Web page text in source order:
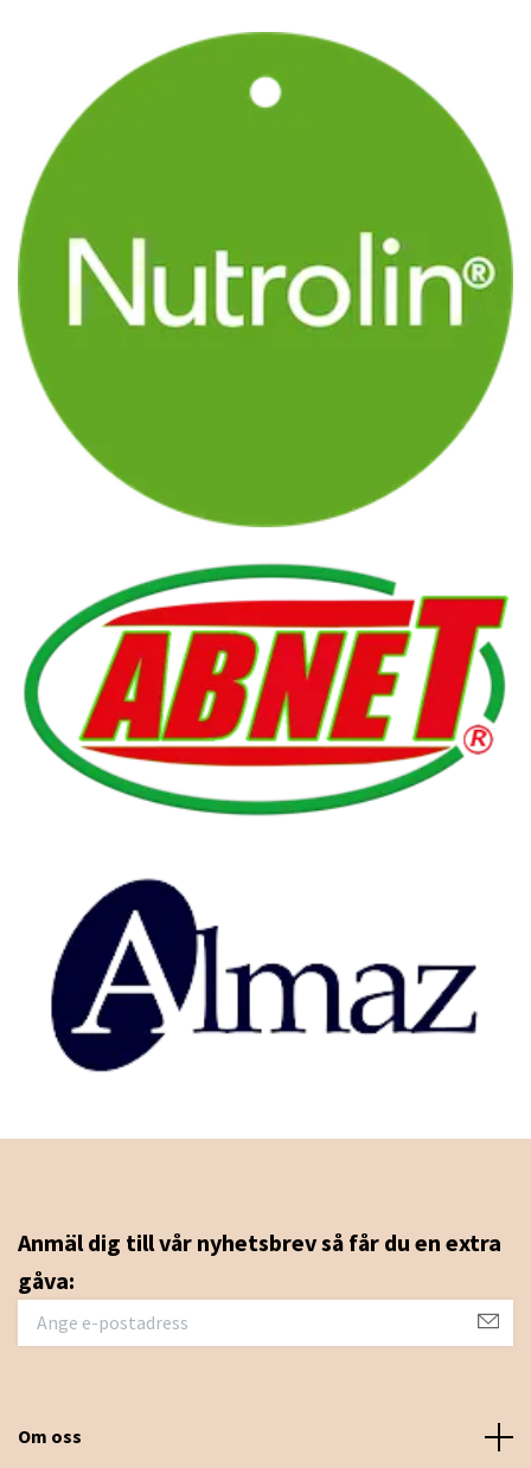
Anmäl dig till vår nyhetsbrev så får du en extra
gåva:
Om oss